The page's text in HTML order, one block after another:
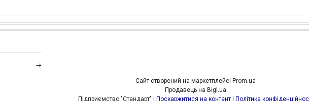
Сайт створений на маркетплейсі Prom.ua
Продавець на Bigl.ua
Підприємство "Стандарт" | Поскаржитися на контент | Політика